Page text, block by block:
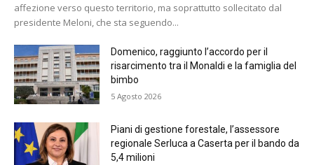
affezione verso questo territorio, ma soprattutto sollecitato dal
presidente Meloni, che sta seguendo...
Domenico, raggiunto l’accordo per il
risarcimento tra il Monaldi e la famiglia del
bimbo
5 Agosto 2026
Piani di gestione forestale, l’assessore
regionale Serluca a Caserta per il bando da
5,4 milioni